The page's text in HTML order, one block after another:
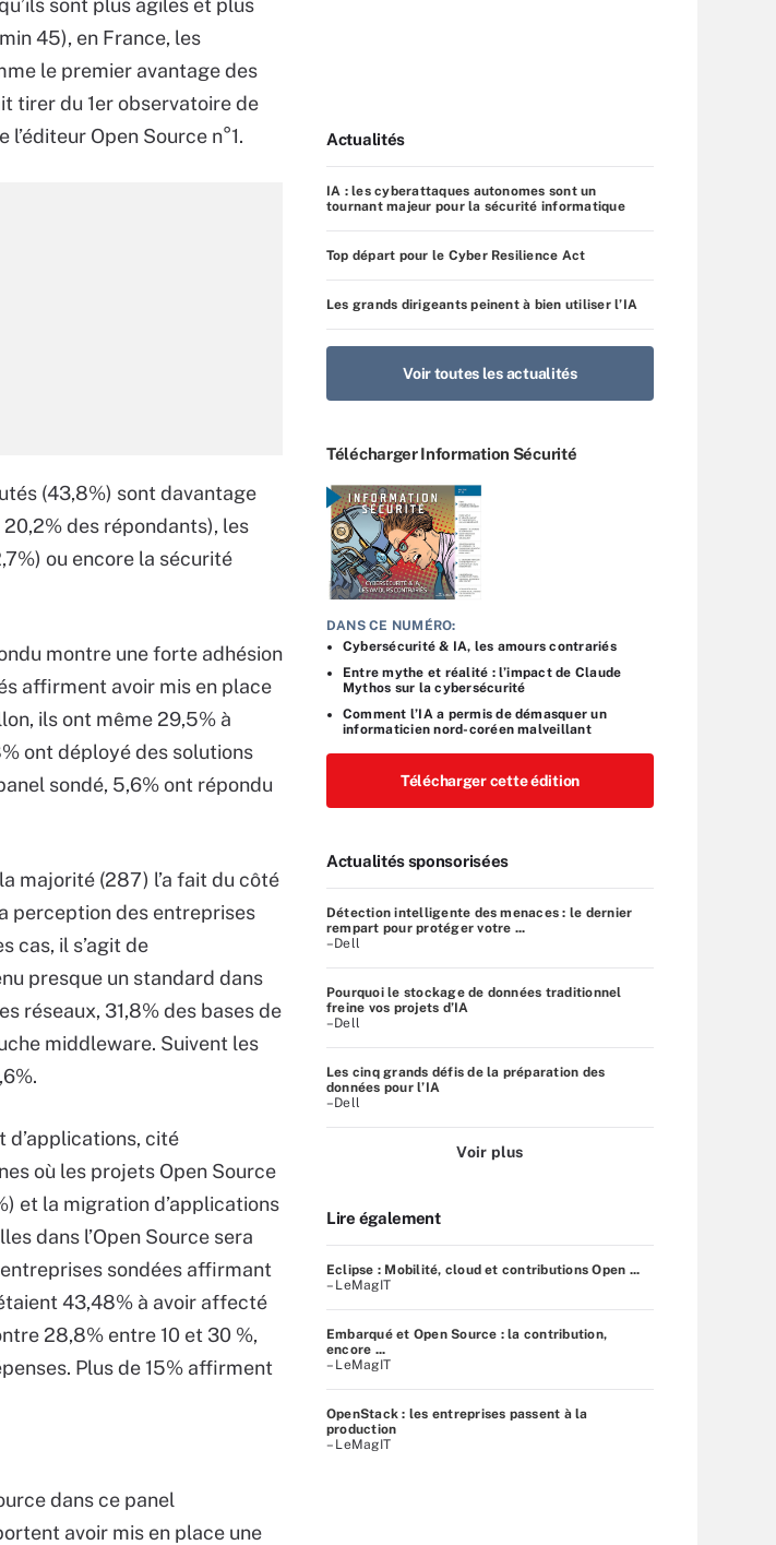
sont plus agiles et plus
45), en France, les
le premier avantage des
tirer du 1er observatoire de
Open Source n°1.
(43,8%) sont davantage
des répondants), les
ou encore la sécurité
montre une forte adhésion
affirment avoir mis en place
ils ont même 29,5% à
ont déployé des solutions
sondé, 5,6% ont répondu
majorité (287) l’a fait du côté
perception des entreprises
cas, il s’agit de
presque un standard dans
réseaux, 31,8% des bases de
middleware. Suivent les
d’applications, cité
où les projets Open Source
et la migration d’applications
dans l’Open Source sera
sondées affirmant
43,48% à avoir affecté
28,8% entre 10 et 30 %,
Plus de 15% affirment
dans ce panel
avoir mis en place une
Actualités
IA : les cyberattaques autonomes sont un
tournant majeur pour la sécurité informatique
Top départ pour le Cyber Resilience Act
Les grands dirigeants peinent à bien utiliser l’IA
Voir toutes les actualités
Télécharger Information Sécurité
DANS CE NUMÉRO:
Cybersécurité & IA, les amours contrariés
Entre mythe et réalité : l’impact de Claude
Mythos sur la cybersécurité
Comment l’IA a permis de démasquer un
informaticien nord-coréen malveillant
Télécharger cette édition
Actualités sponsorisées
Détection intelligente des menaces : le dernier
rempart pour protéger votre ...
–Dell
Pourquoi le stockage de données traditionnel
freine vos projets d’IA
–Dell
Les cinq grands défis de la préparation des
données pour l’IA
–Dell
Voir plus
Lire également
Eclipse : Mobilité, cloud et contributions Open ...
– LeMagIT
Embarqué et Open Source : la contribution,
encore ...
– LeMagIT
OpenStack : les entreprises passent à la
production
– LeMagIT